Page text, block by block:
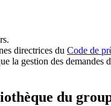
directrices du Code de
la gestion des demandes
du